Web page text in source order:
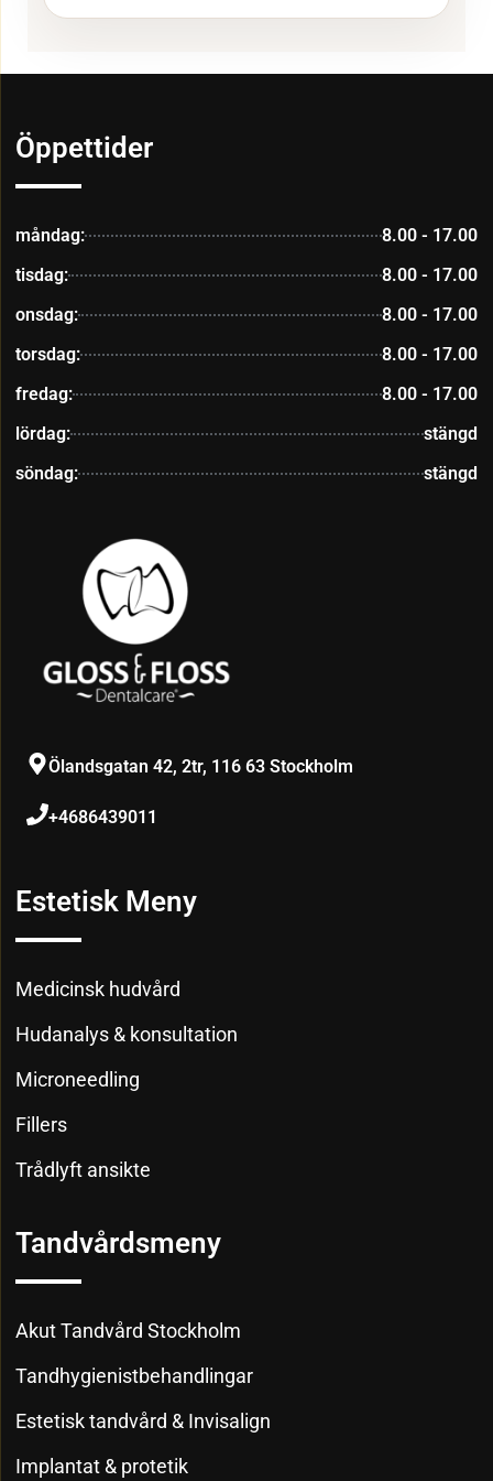
Ölandsgatan 42, 2tr, 116 63 Stockholm
+4686439011
Tandvårdsmeny
Akut Tandvård Stockholm
Tandhygienistbehandlingar
Estetisk tandvård & Invisalign
Implantat & protetik
Estetisk Meny
Medicinsk hudvård
Hudanalys & konsultation
Microneedling
Fillers
Trådlyft ansikte
Öppettider
måndag:
8.00 - 17.00
tisdag:
8.00 - 17.00
onsdag:
8.00 - 17.00
torsdag:
8.00 - 17.00
fredag:
8.00 - 17.00
lördag:
stängd
söndag:
stängd